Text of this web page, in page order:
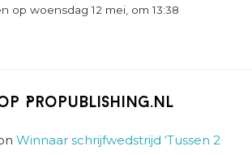
op woensdag 12 mei, om 13:38
Propublishing.nl
Winnaar schrijfwedstrijd ‘Tussen 2